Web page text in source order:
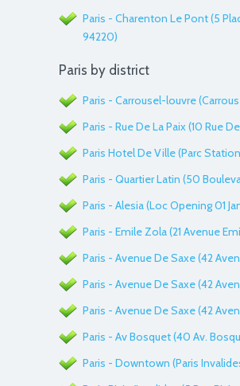
Paris - Charenton Le Pont (5
94220)
Paris by district
Paris - Carrousel-louvre
Paris - Rue De La Paix (10 Rue
Paris Hotel De Ville (Parc
Paris - Quartier Latin (50
Paris - Alesia (Loc Opening 01
Paris - Emile Zola (21 Avenue
Paris - Avenue De Saxe (42
Paris - Avenue De Saxe (42
Paris - Avenue De Saxe (42
Paris - Av Bosquet (40 Av.
Paris - Downtown (Paris